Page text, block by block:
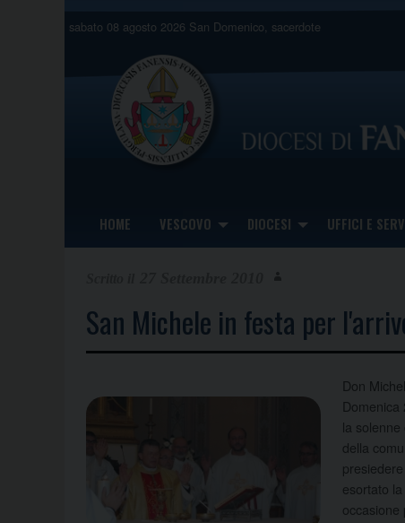
sabato 08 agosto 2026 San Domenico, sacerdote
HOME VESCOVO DIOCESI UFFICI E
San Michele in festa per
Don
la
della
esortato